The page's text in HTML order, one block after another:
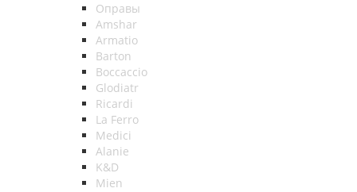
Оправы
Amshar
Armatio
Barton
Boccaccio
Glodiatr
Ricardi
La Ferro
Medici
Alanie
K&D
Mien